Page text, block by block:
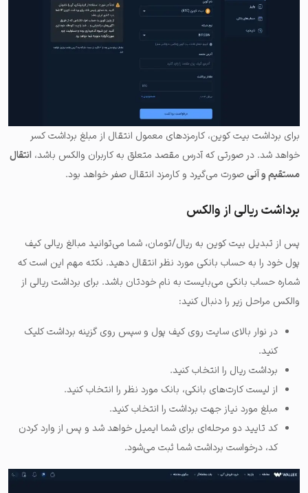
برای برداشت بیت کوین، کارمزدهای معمول انتقال از مبلغ برداشت کسر
خواهد شد. در صورتی که آدرس مقصد متعلق به کاربران والکس باشد، انتقال
مستقیم و آنیصورت می‌گیرد و کارمزد انتقال صفر خواهد بود.
برداشت ریالی از والکس
پس از تبدیل بیت کوین به ریال/تومان، شما می‌توانید مبالغ ریالی کیف
پول خود را به حساب بانکی مورد نظر انتقال دهید. نکته مهم این است که
شماره حساب بانکی می‌بایست به نام خودتان باشد. برای برداشت ریالی از
والکس مراحل زیر را دنبال کنید:
در نوار بالای سایت روی کیف پول و سپس روی گزینه برداشت کلیک
کنید.
برداشت ریال را انتخاب کنید.
از لیست کارت‌های بانکی، بانک مورد نظر را انتخاب کنید.
مبلغ مورد نیاز جهت برداشت را انتخاب کنید.
کد تایید دو مرحله‌ای برای شما ایمیل خواهد شد و پس از وارد کردن
کد، درخواست برداشت شما ثبت می‌شود.